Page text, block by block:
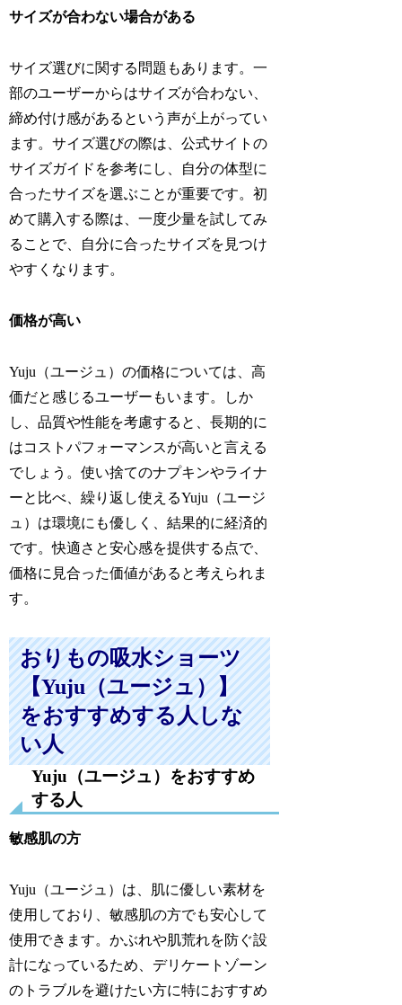
サイズが合わない場合がある
サイズ選びに関する問題もあります。一
部のユーザーからはサイズが合わない、
締め付け感があるという声が上がってい
ます。サイズ選びの際は、公式サイトの
サイズガイドを参考にし、自分の体型に
合ったサイズを選ぶことが重要です。初
めて購入する際は、一度少量を試してみ
ることで、自分に合ったサイズを見つけ
やすくなります。
価格が高い
Yuju（ユージュ）の価格については、高
価だと感じるユーザーもいます。しか
し、品質や性能を考慮すると、長期的に
はコストパフォーマンスが高いと言える
でしょう。使い捨てのナプキンやライナ
ーと比べ、繰り返し使えるYuju（ユージ
ュ）は環境にも優しく、結果的に経済的
です。快適さと安心感を提供する点で、
価格に見合った価値があると考えられま
す。
おりもの吸水ショーツ
【Yuju（ユージュ）】
をおすすめする人しな
い人
Yuju（ユージュ）をおすすめ
する人
敏感肌の方
Yuju（ユージュ）は、肌に優しい素材を
使用しており、敏感肌の方でも安心して
使用できます。かぶれや肌荒れを防ぐ設
計になっているため、デリケートゾーン
のトラブルを避けたい方に特におすすめ